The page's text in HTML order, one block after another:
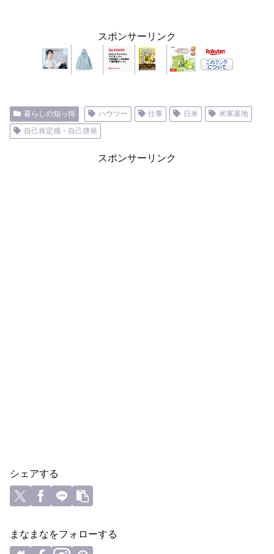
スポンサーリンク
暮らしの知っ得 ハウツー 仕事 日米
米軍基地
自己肯定感・自己啓発
スポンサーリンク
シェアする
まなまなをフォローする